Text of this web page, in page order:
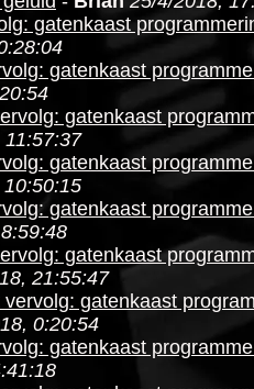
gatenkaast
gatenkaast
gatenkaast
11:57:37
gatenkaast
gatenkaast
gatenkaast
21:55:47
gatenkaast
0:20:54
gatenkaast